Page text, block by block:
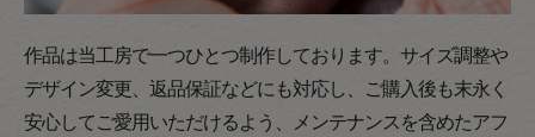
作品は当工房で一つひとつ制作しております。サイズ調整や
デザイン変更、返品保証などにも対応し、ご購入後も末永く
安心してご愛用いただけるよう、メンテナンスを含めたアフ